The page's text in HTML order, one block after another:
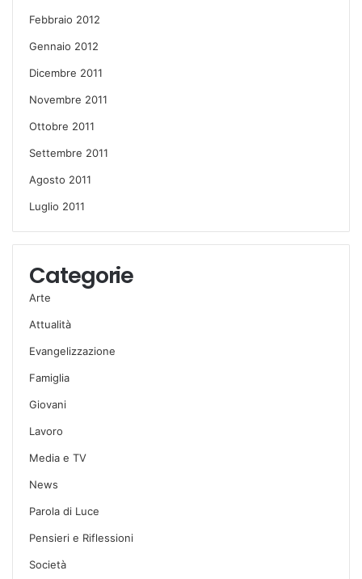
Febbraio 2012
Gennaio 2012
Dicembre 2011
Novembre 2011
Ottobre 2011
Settembre 2011
Agosto 2011
Luglio 2011
Categorie
Arte
Attualità
Evangelizzazione
Famiglia
Giovani
Lavoro
Media e TV
News
Parola di Luce
Pensieri e Riflessioni
Società